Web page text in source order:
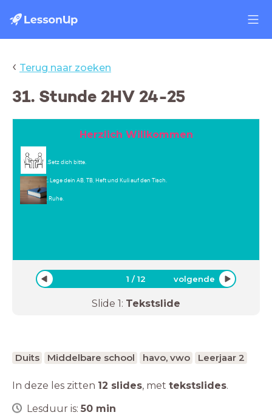
‹ Terug naar zoeken
31. Stunde 2HV 24-25
Herzlich Willkommen
1.Setz dich bitte.
2. Lege dein AB, TB, Heft und Kuli auf den Tisch.
3. Ruhe.
1 /12 volgende
Slide 1: Tekstslide
Duits Middelbare school havo, vwo Leerjaar 2
In deze les zitten 12 slides, met tekstslides.
Lesduur is: 50 min